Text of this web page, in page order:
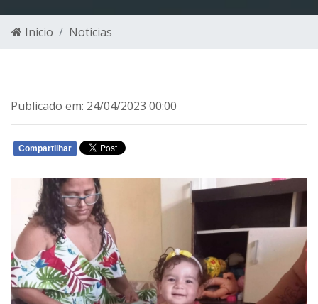
Início Notícias
Publicado em: 24/04/2023 00:00
Compartilhar